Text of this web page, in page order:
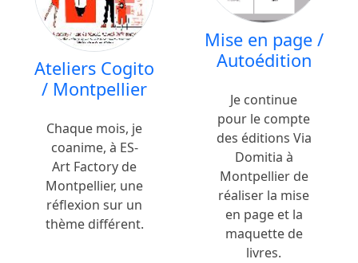
Ateliers Cogito
/ Montpellier
Chaque mois, je
coanime, à ES-
Art Factory de
Montpellier, une
réflexion sur un
thème différent.
Mise en page /
Autoédition
Je continue
pour le compte
des éditions Via
Domitia à
Montpellier de
réaliser la mise
en page et la
maquette de
livres.